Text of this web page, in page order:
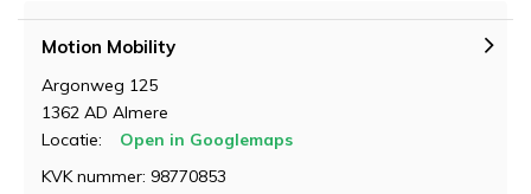
Motion Mobility
Argonweg 125
1362 AD Almere
Locatie:
Open in Googlemaps
KVK nummer: 98770853